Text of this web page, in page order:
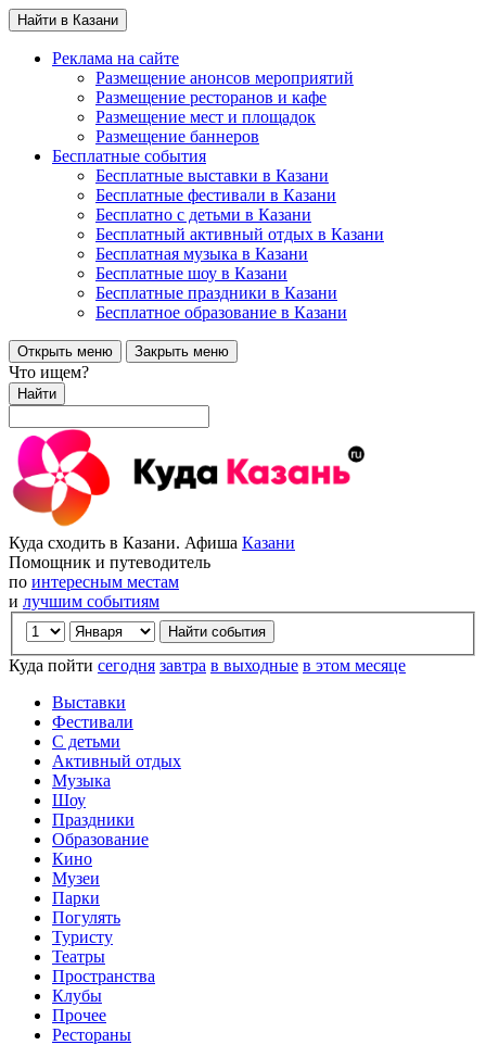
Найти в Казани
Реклама на сайте
Размещение анонсов мероприятий
Размещение ресторанов и кафе
Размещение мест и площадок
Размещение баннеров
Бесплатные события
Бесплатные выставки в Казани
Бесплатные фестивали в Казани
Бесплатно с детьми в Казани
Бесплатный активный отдых в Казани
Бесплатная музыка в Казани
Бесплатные шоу в Казани
Бесплатные праздники в Казани
Бесплатное образование в Казани
Открыть меню Закрыть меню
Что ищем?
Найти
Куда сходить в Казани. Афиша Казани
Помощник и путеводитель
по интересным местам
и лучшим событиям
Куда пойти сегодня завтра в выходные в этом месяце
Выставки
Фестивали
С детьми
Активный отдых
Музыка
Шоу
Праздники
Образование
Кино
Музеи
Парки
Погулять
Туристу
Театры
Пространства
Клубы
Прочее
Рестораны